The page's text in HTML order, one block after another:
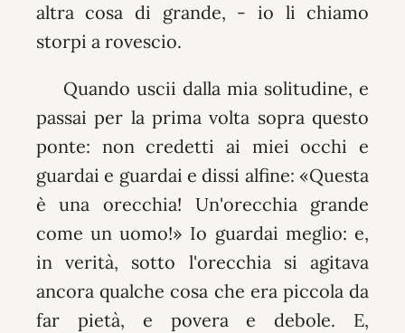
altra cosa di grande, - io li chiamo
storpi a rovescio.
Quando uscii dalla mia solitudine, e
passai per la prima volta sopra questo
ponte: non credetti ai miei occhi e
guardai e guardai e dissi alfine: «Questa
è una orecchia! Un'orecchia grande
come un uomo!» Io guardai meglio: e,
in verità, sotto l'orecchia si agitava
ancora qualche cosa che era piccola da
far pietà, e povera e debole. E,